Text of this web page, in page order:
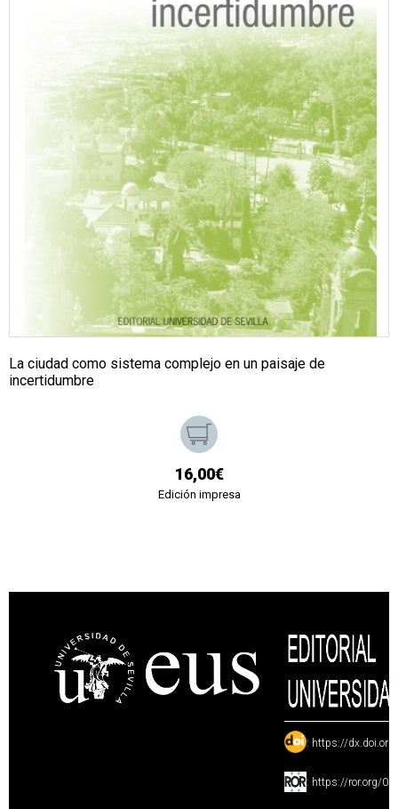
La ciudad como sistema complejo en un paisaje de
incertidumbre
16,00€
Edición impresa
: https://
: https://ror.org/